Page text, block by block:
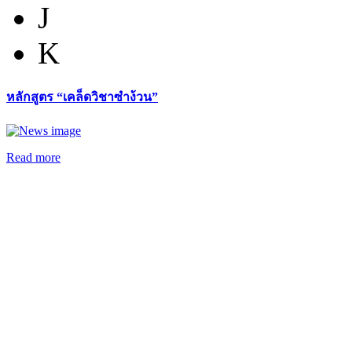
J
K
หลักสูตร “เคล็ดวิชาซำง้วน”
Read more